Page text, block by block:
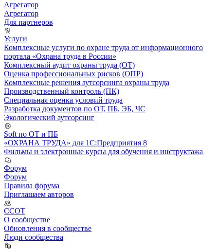
Агрегатор
Агрегатор
Для партнеров
Услуги
Комплексные услуги по охране труда от информационного
портала «Охрана труда в России»
Комплексный аудит охраны труда (ОТ)
Оценка профессиональных рисков (ОПР)
Комплексные решения аутсорсинга охраны труда
Производственный контроль (ПК)
Специальная оценка условий труда
Разработка документов по ОТ, ПБ, ЭБ, ЧС
Экологический аутсорсинг
Soft по ОТ и ПБ
«ОХРАНА ТРУДА» для 1С:Предприятия 8
Фильмы и электронные курсы для обучения и инструктажа
Форум
Форум
Правила форума
Приглашаем авторов
ССОТ
О сообществе
Обновления в сообществе
Люди сообщества